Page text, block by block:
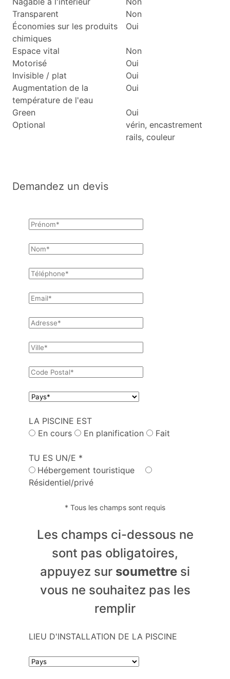
Transparent
Non
Économies sur les produits
chimiques
Oui
Espace vital
Non
Motorisé
Oui
Invisible / plat
Oui
Augmentation de la
température de l'eau
Oui
Green
Oui
Optional
vérin, encastrement
rails, couleur
Demandez un devis
LA PISCINE EST
En cours
En planification Fait
TU ES UN/E *
Hébergement touristique
Résidentiel/privé
* Tous les champs sont requis
Les champs ci-dessous ne
sont pas obligatoires,
appuyez sur soumettre si
vous ne souhaitez pas les
remplir
LIEU D'INSTALLATION DE LA PISCINE